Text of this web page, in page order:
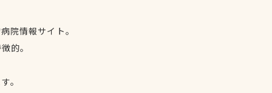
院情報サイト。
的。
。